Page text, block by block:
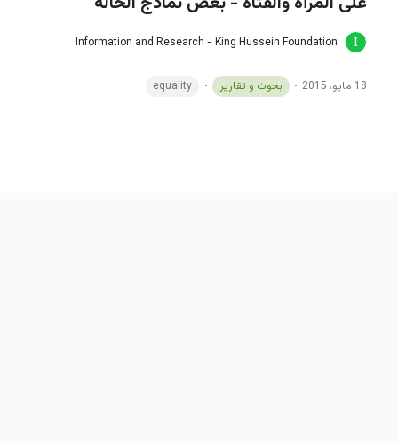
Information and Research - King Hussein Foundation
18 مايو، 2015 بحوث و تقارير equality